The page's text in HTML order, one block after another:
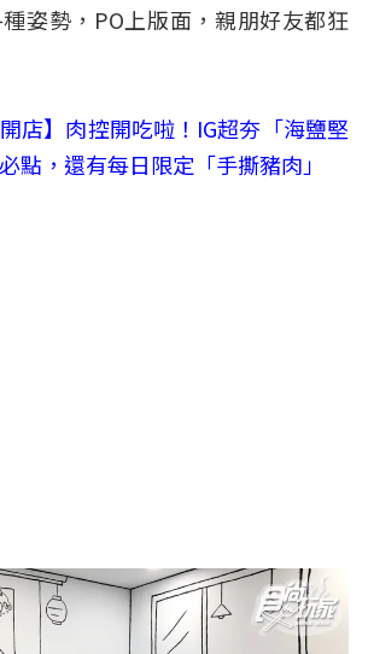
姿勢，PO上版面，親朋好友都狂
開店】肉控開吃啦！IG超夯「海鹽堅
點，還有每日限定「手撕豬肉」